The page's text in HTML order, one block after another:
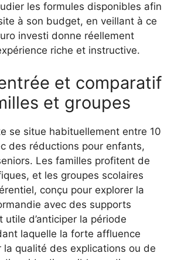
les formules disponibles afin
à son budget, en veillant à ce
investi donne réellement
riche et instructive.
et comparatif
et groupes
se situe habituellement entre 10
des réductions pour enfants,
Les familles profitent de
et les groupes scolaires
conçu pour explorer la
avec des supports
utile d’anticiper la période
laquelle la forte affluence
la qualité des explications ou de